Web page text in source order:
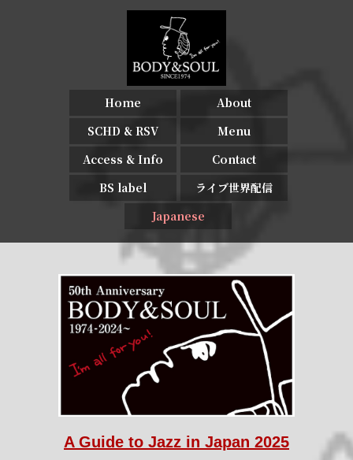
Home
About
SCHD & RSV
Menu
Access & Info
Contact
BS label
ライブ世界配信
Japanese
A Guide to Jazz in Japan 2025